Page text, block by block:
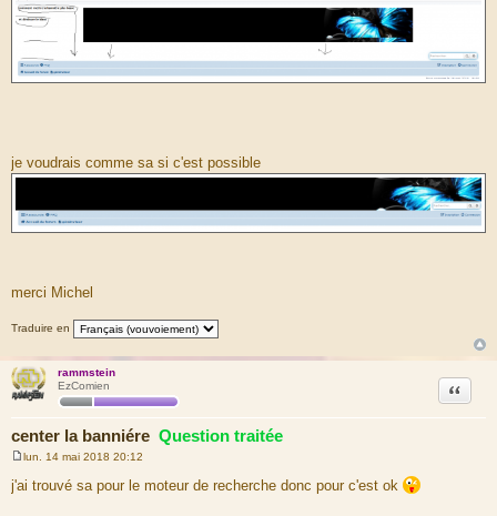
je voudrais comme sa si c'est possible
merci Michel
Traduire en
rammstein
EzComien
center la banniére Question traitée
Citation
e
s
lun. 14 mai 2018 20:12
j'ai trouvé sa pour le moteur de recherche donc pour c'est ok